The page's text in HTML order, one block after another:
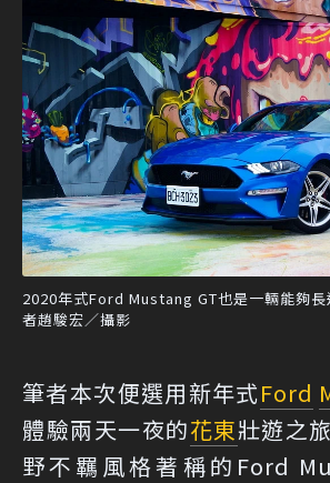
2020年式Ford Mustang GT也是一輛能夠長
者趙駿宏／攝影
筆者本次便選用新年式Ford
體驗兩天一夜的花東壯遊之
野不羈風格著稱的Ford